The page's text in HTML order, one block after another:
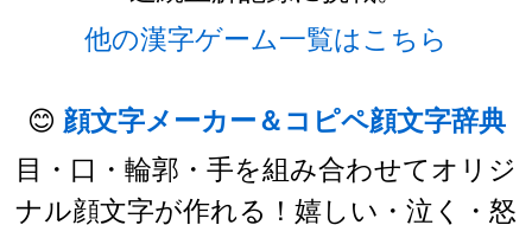
他の漢字ゲーム一覧はこちら
😊 顔文字メーカー＆コピペ顔文字辞典
目・口・輪郭・手を組み合わせてオリジ
ナル顔文字が作れる！嬉しい・泣く・怒